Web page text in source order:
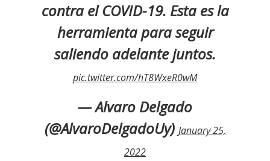
contra el COVID-19. Esta es la
herramienta para seguir
saliendo adelante juntos.
pic.twitter.com/hT8WxeR0wM
— Alvaro Delgado
(@AlvaroDelgadoUy) January 25,
2022